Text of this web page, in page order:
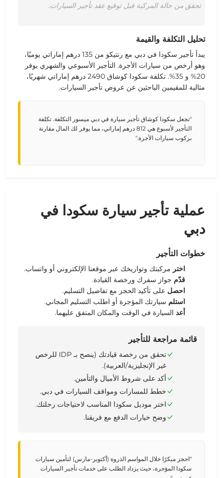
تحقق من حالة المركبة قبل توقيع عقد تأجير السيارات.
تحليل التكلفة والقيمة
يبدأ تأجير سكودا في دبي مع رنتيكو من 135 درهم إماراتي يوميًا
،
وهو أرخص من سيارات الأجرة. التأجير الأسبوعي والشهري يوفر
20% و 35%.
تكلفة سكودا كوشاق 2490 درهم إماراتي شهريًا
،
مثالية للمقيمين الباحثين عن عروض تأجير السيارات.
"تجعل سكودا كوشاق تأجير سيارة في دبي ميسور التكلفة. تكلفة
التأجير لأسبوع هي 812 درهم إماراتي، مما يوفر لك المال مقارنة
بركوب سيارات الأجرة."
عملية تأجير سيارة سكودا في
دبي
خطوات التأجير
اختر مركبتك وتواريخك عبر موقعنا الإلكتروني أو واتساب.
قدّم جواز سفرك ورخصة القيادة.
احصل على تأكيد الحجز مع تفاصيل التسليم.
استلم سيارتك المؤجرة أو اطلب التسليم المجاني.
أعد السيارة في الوقت والمكان المتفق عليهما.
قائمة مراجعة للتأجير
تحقق من رخصة قيادتك (ينصح بـ IDP للرخص
غير الإنجليزية/العربية).
أكد على شروط الأميال والتأمين.
خطط للمسارات ومواقف السيارات في دبي.
اختر موديل سكودا المناسب لاحتياجات رحلتك.
وضح خيارات الدفع مع فريقنا.
"احجز مبكرًا خلال المواسم الذروة (أكتوبر-مارس) لتأمين سيارات
سكودا المؤجرة، حيث يزداد الطلب على خدمات تأجير السيارات